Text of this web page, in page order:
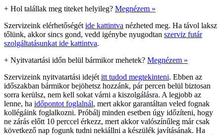
+ Hol talállak meg titeket helyileg? Megnézem »
Szervizeink elérhetőségét ide kattintva nézheted meg. Ha távol laksz
tőlünk, akkor sincs gond, vedd igénybe nyugodtan szerviz futár
szolgáltatásunkat ide kattintva.
+ Nyitvatartási időn belül bármikor mehetek? Megnézem »
Szervizeink nyitvatartási idejét itt tudod megtekinteni. Ebben az
időszakban bármikor bejöhetsz hozzánk, pár percen belül biztosan
sorra kerülsz, nem kell sokat várni a kiszolgálásra. A legjobb az
lenne, ha időpontot foglalnál, mert akkor garantáltan veled fognak
kollégáink foglalkozni. Próbálj minden esetben úgy időzíteni, hogy
ne zárás előtt 10 perccel érkezz, mert akkor valószínűleg már csak
következő nap fogunk tudni nekiállni a készülék javításának. Ha